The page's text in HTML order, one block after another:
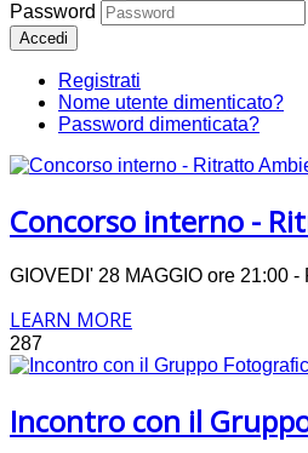
Password
Accedi
Registrati
Nome utente dimenticato?
Password dimenticata?
Concorso interno -
GIOVEDI' 28 MAGGIO ore
LEARN MORE
287
Incontro con il